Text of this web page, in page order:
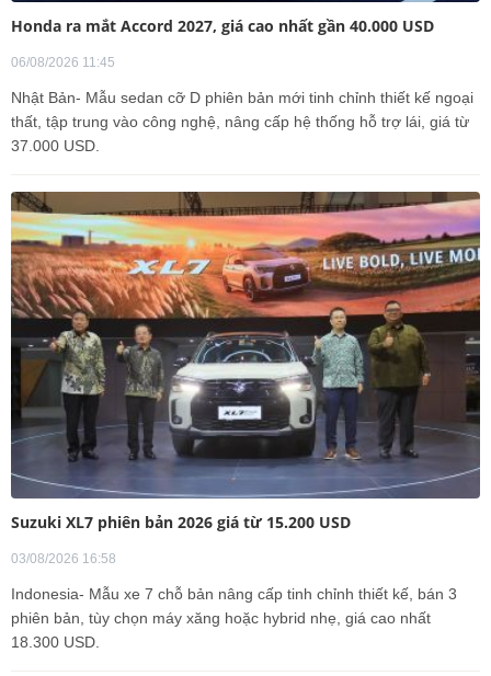
Honda ra mắt Accord 2027, giá cao nhất gần 40.000 USD
06/08/2026 11:45
Nhật Bản- Mẫu sedan cỡ D phiên bản mới tinh chỉnh thiết kế ngoại
thất, tập trung vào công nghệ, nâng cấp hệ thống hỗ trợ lái, giá từ
37.000 USD.
Suzuki XL7 phiên bản 2026 giá từ 15.200 USD
03/08/2026 16:58
Indonesia- Mẫu xe 7 chỗ bản nâng cấp tinh chỉnh thiết kế, bán 3
phiên bản, tùy chọn máy xăng hoặc hybrid nhẹ, giá cao nhất
18.300 USD.